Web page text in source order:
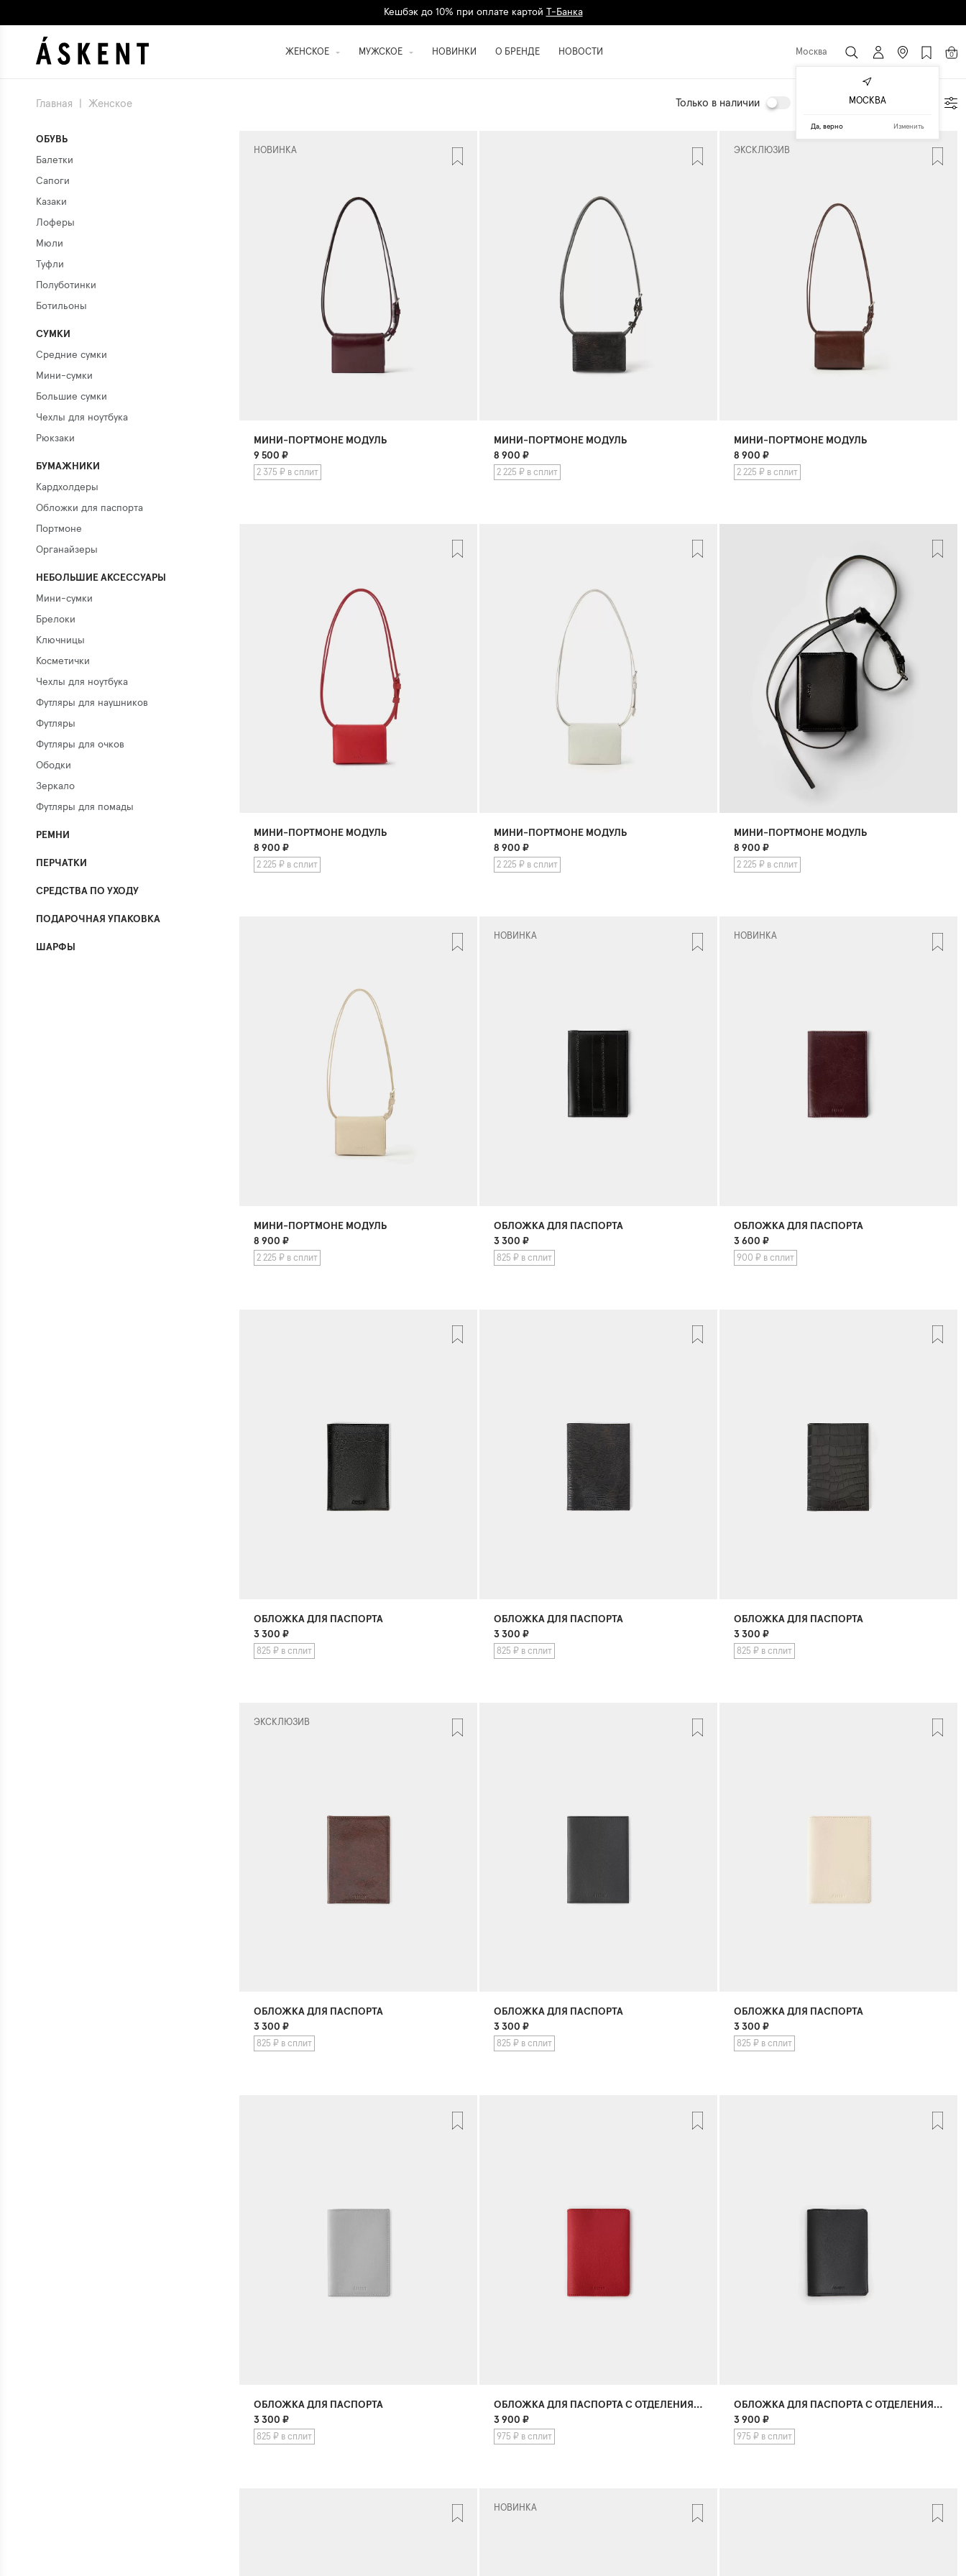
Кешбэк до 10% при оплате картой Т-Банка
ЖЕНСКОЕ МУЖСКОЕ НОВИНКИ О БРЕНДЕ НОВОСТИ Москва 0
Главная Женское Только в наличии Подбор по параметрам
ОБУВЬ
Балетки
Сапоги
Казаки
Лоферы
Мюли
Туфли
Полуботинки
Ботильоны
СУМКИ
Средние сумки
Мини-сумки
Большие сумки
Чехлы для ноутбука
Рюкзаки
БУМАЖНИКИ
Кардхолдеры
Обложки для паспорта
Портмоне
Органайзеры
НЕБОЛЬШИЕ АКСЕССУАРЫ
Мини-сумки
Брелоки
Ключницы
Косметички
Чехлы для ноутбука
Футляры для наушников
Футляры
Футляры для очков
Ободки
Зеркало
Футляры для помады
РЕМНИ
ПЕРЧАТКИ
СРЕДСТВА ПО УХОДУ
ПОДАРОЧНАЯ УПАКОВКА
ШАРФЫ
НОВИНКА
МИНИ-ПОРТМОНЕ МОДУЛЬ
9 500 ₽
2 375 ₽ в сплит
МИНИ-ПОРТМОНЕ МОДУЛЬ
8 900 ₽
2 225 ₽ в сплит
ЭКСКЛЮЗИВ
МИНИ-ПОРТМОНЕ МОДУЛЬ
8 900 ₽
2 225 ₽ в сплит
МИНИ-ПОРТМОНЕ МОДУЛЬ
8 900 ₽
2 225 ₽ в сплит
МИНИ-ПОРТМОНЕ МОДУЛЬ
8 900 ₽
2 225 ₽ в сплит
МИНИ-ПОРТМОНЕ МОДУЛЬ
8 900 ₽
2 225 ₽ в сплит
МИНИ-ПОРТМОНЕ МОДУЛЬ
8 900 ₽
2 225 ₽ в сплит
НОВИНКА
ОБЛОЖКА ДЛЯ ПАСПОРТА
3 300 ₽
825 ₽ в сплит
НОВИНКА
ОБЛОЖКА ДЛЯ ПАСПОРТА
3 600 ₽
900 ₽ в сплит
ОБЛОЖКА ДЛЯ ПАСПОРТА
3 300 ₽
825 ₽ в сплит
ОБЛОЖКА ДЛЯ ПАСПОРТА
3 300 ₽
825 ₽ в сплит
ОБЛОЖКА ДЛЯ ПАСПОРТА
3 300 ₽
825 ₽ в сплит
ЭКСКЛЮЗИВ
ОБЛОЖКА ДЛЯ ПАСПОРТА
3 300 ₽
825 ₽ в сплит
ОБЛОЖКА ДЛЯ ПАСПОРТА
3 300 ₽
825 ₽ в сплит
ОБЛОЖКА ДЛЯ ПАСПОРТА
3 300 ₽
825 ₽ в сплит
ОБЛОЖКА ДЛЯ ПАСПОРТА
3 300 ₽
825 ₽ в сплит
ОБЛОЖКА ДЛЯ ПАСПОРТА С ОТДЕЛЕНИЯМИ ДЛЯ КАРТ
3 900 ₽
975 ₽ в сплит
ОБЛОЖКА ДЛЯ ПАСПОРТА С ОТДЕЛЕНИЯМИ ДЛЯ КАРТ
3 900 ₽
975 ₽ в сплит
НОВИНКА
МОСКВА
Да, верно Изменить